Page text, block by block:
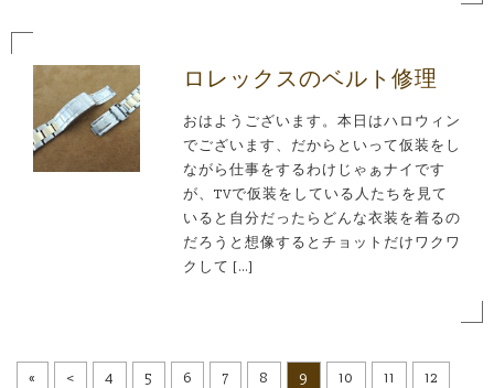
ロレックスのベルト修理
おはようございます。本日はハロウィン
でございます、だからといって仮装をし
ながら仕事をするわけじゃぁナイです
が、TVで仮装をしている人たちを見て
いると自分だったらどんな衣装を着るの
だろうと想像するとチョットだけワクワ
クして […]
« < 4 5 6 7 8 9 10 11 12